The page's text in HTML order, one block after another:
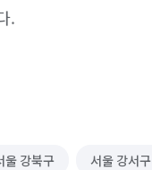
.
울 강북구 서울 강서구